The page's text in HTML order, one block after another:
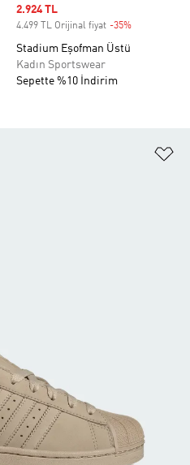
Sale price
2.924 TL
4.499 TL Orijinal fiyat -35%
Stadium Eşofman Üstü
Kadın Sportswear
Sepette %10 İndirim